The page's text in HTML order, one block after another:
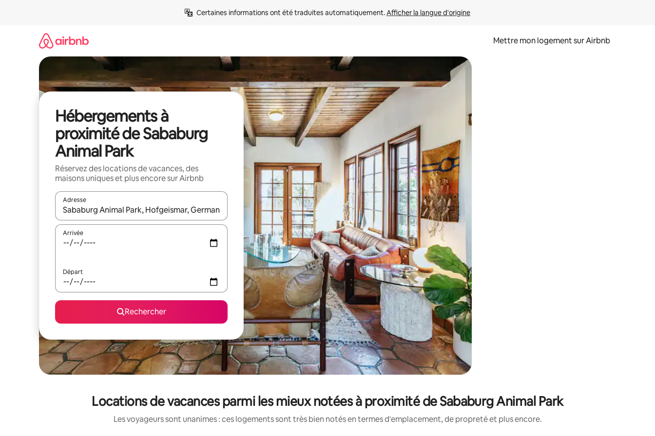
Certaines informations ont été traduites automatiquement. Afficher la langue d'origine
Mettre mon logement sur Airbnb
Hébergements à
proximité de Sababurg
Animal Park
Réservez des locations de vacances, des
maisons uniques et plus encore sur Airbnb
Adresse
Lorsque les résultats s'affichent, utilisez les flèches vers le haut et vers le bas pour les parcourir ou en appuyant et en faisant glisser.
Arrivée
Départ
Rechercher
Locations de vacances parmi les mieux notées à proximité de Sababurg Animal Park
Les voyageurs sont unanimes : ces logements sont très bien notés en termes d'emplacement, de propreté et plus encore.